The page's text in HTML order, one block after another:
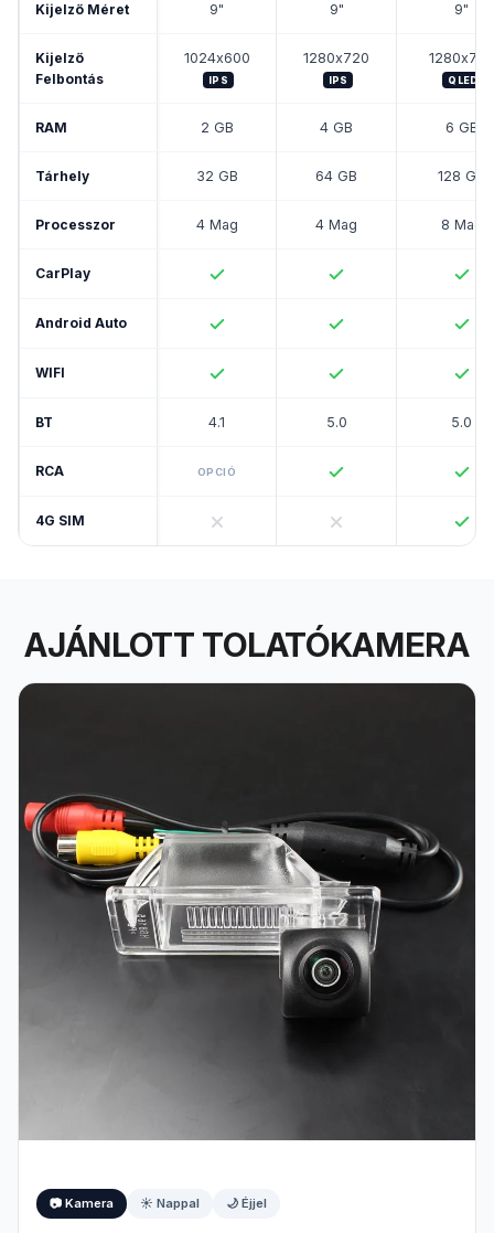
Kijelző Méret 9" 9" 9"
Kijelző
Felbontás
1024x600
IPS
1280x720
IPS
1280x720
QLED
RAM 2 GB 4 GB 6 GB
Tárhely 32 GB 64 GB 128 GB
Processzor 4 Mag 4 Mag 8 Mag
CarPlay
Android Auto
WIFI
BT 4.1 5.0 5.0
RCA OPCIÓ
4G SIM
AJÁNLOTT TOLATÓKAMERA
📷 Kamera ☀️ Nappal 🌙 Éjjel